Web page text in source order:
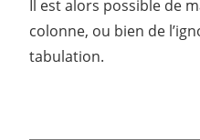
Il est alors possible de
colonne, ou bien de
tabulation.